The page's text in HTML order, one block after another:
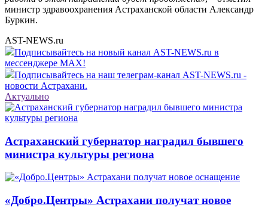
министр здравоохранения Астраханской области Александр
Буркин.
AST-NEWS.ru
Подписывайтесь на новый канал AST-NEWS.ru в
мессенджере MAX!
Подписывайтесь на наш телеграм-канал AST-NEWS.ru -
новости Астрахани.
Актуально
Астраханский губернатор наградил бывшего
министра культуры региона
«Добро.Центры» Астрахани получат новое